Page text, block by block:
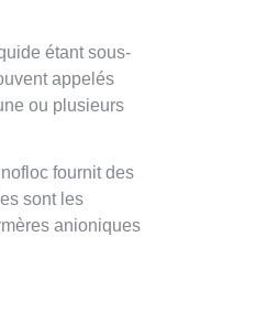
étant sous-
appelés
ou plusieurs
fournit des
sont les
anioniques